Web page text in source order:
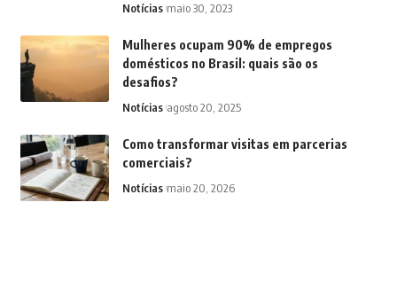
Notícias maio 30, 2023
Mulheres ocupam 90% de empregos
domésticos no Brasil: quais são os
desafios?
Notícias agosto 20, 2025
Como transformar visitas em parcerias
comerciais?
Notícias maio 20, 2026